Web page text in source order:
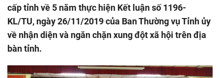
cấp tỉnh về 5 năm thực hiện Kết luận số 1196-
KL/TU, ngày 26/11/2019 của Ban Thường vụ Tỉnh ủy
về nhận diện và ngăn chặn xung đột xã hội trên địa
bàn tỉnh.